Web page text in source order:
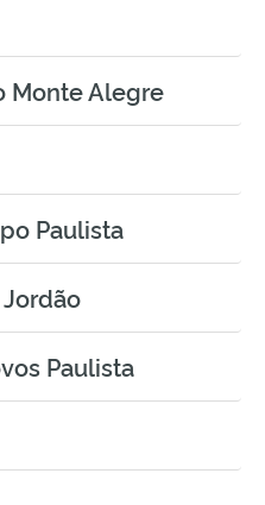
Monte Alegre
Paulista
Paulista